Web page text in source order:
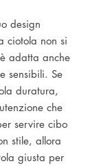
design
ciotola non si
adatta anche
sensibili. Se
duratura,
che
servire cibo
stile, allora
giusta per